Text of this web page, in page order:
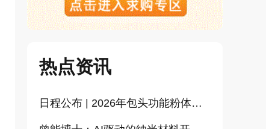
热点资讯
日程公布 | 2026年包头功能粉体论坛暨CEMIA粉体技术分会2026年会